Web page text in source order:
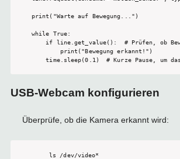
print("Warte auf Bewegung...")
while True:
if line.get_value():  # Prüfen, ob
        print("Bewegung erkannt!")
USB-Webcam konfigurieren
Überprüfe, ob die Kamera erkannt wird:
ls /dev/video*